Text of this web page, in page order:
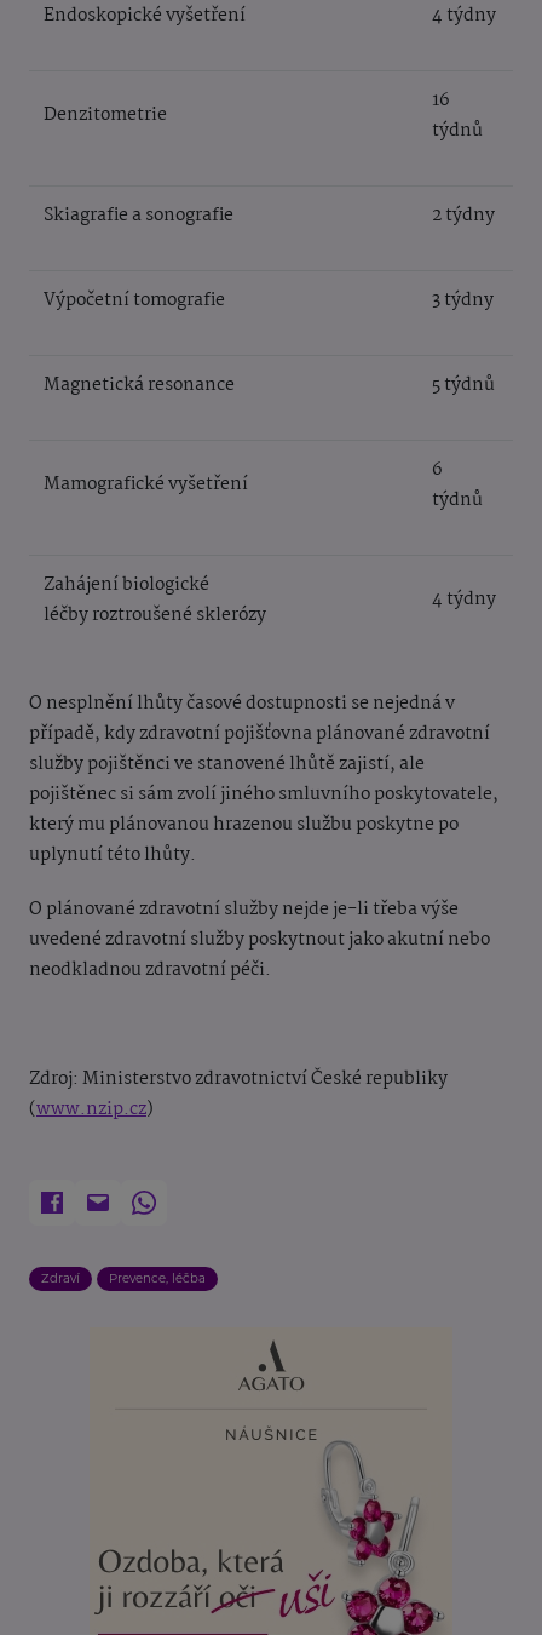
Endoskopické vyšetření 4 týdny
Denzitometrie
16
týdnů
Skiagrafie a sonografie 2 týdny
Výpočetní tomografie 3 týdny
Magnetická resonance 5 týdnů
Mamografické vyšetření
6
týdnů
Zahájení biologické
léčby roztroušené sklerózy
4 týdny
O nesplnění lhůty časové dostupnosti se nejedná v
případě, kdy zdravotní pojišťovna plánované zdravotní
služby pojištěnci ve stanovené lhůtě zajistí, ale
pojištěnec si sám zvolí jiného smluvního poskytovatele,
který mu plánovanou hrazenou službu poskytne po
uplynutí této lhůty.
O plánované zdravotní služby nejde je-li třeba výše
uvedené zdravotní služby poskytnout jako akutní nebo
neodkladnou zdravotní péči.
Zdroj: Ministerstvo zdravotnictví České republiky
(www.nzip.cz)
Zdraví Prevence, léčba